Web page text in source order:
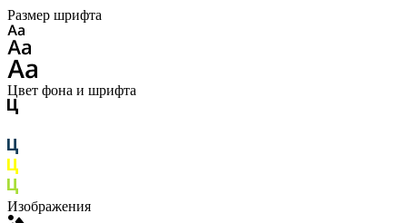
Размер шрифта
Цвет фона и шрифта
Изображения